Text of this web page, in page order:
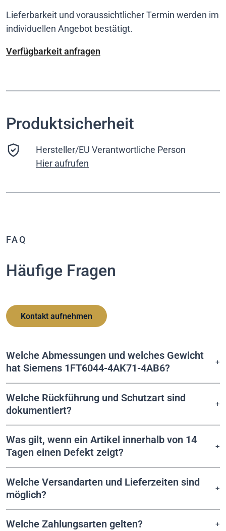
Lieferbarkeit und voraussichtlicher Termin werden im
individuellen Angebot bestätigt.
Verfügbarkeit anfragen
Produktsicherheit
Hersteller/EU Verantwortliche Person
Hier aufrufen
FAQ
Häufige Fragen
Kontakt aufnehmen
Welche Abmessungen und welches Gewicht
hat Siemens 1FT6044-4AK71-4AB6?
Welche Rückführung und Schutzart sind
dokumentiert?
Was gilt, wenn ein Artikel innerhalb von 14
Tagen einen Defekt zeigt?
Welche Versandarten und Lieferzeiten sind
möglich?
Welche Zahlungsarten gelten?